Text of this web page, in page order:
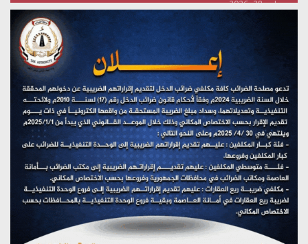
يوليو 28, 2026
(نحن لا نهزم) بث مباشر
تستمعون لبرنامج (هندسة الوهم)
يوليو 28, 2026
مؤتمر صحفي لمركز عين الإنسانية حول جرائم تحالف العدوان
على اليمن
يوليو 27, 2026
تستمعون لبرنامج (مع السيد القائد)
يوليو 26, 2026